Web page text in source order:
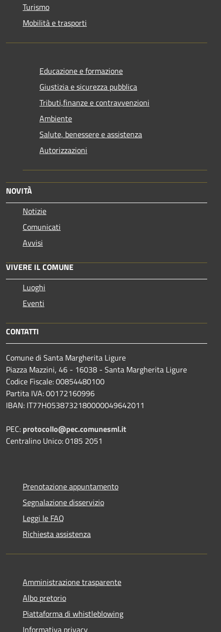
Turismo
Mobilità e trasporti
Educazione e formazione
Giustizia e sicurezza pubblica
Tributi,finanze e contravvenzioni
Ambiente
Salute, benessere e assistenza
Autorizzazioni
NOVITÀ
Notizie
Comunicati
Avvisi
VIVERE IL COMUNE
Luoghi
Eventi
CONTATTI
Comune di Santa Margherita Ligure
Piazza Mazzini, 46 - 16038 - Santa Margherita Ligure
Codice Fiscale: 00854480100
Partita IVA: 00172160996
IBAN: IT77H0538732180000049642011
PEC: protocollo@pec.comunesml.it
Centralino Unico: 0185 2051
Prenotazione appuntamento
Segnalazione disservizio
Leggi le FAQ
Richiesta assistenza
Amministrazione trasparente
Albo pretorio
Piattaforma di whistleblowing
Informativa privacy